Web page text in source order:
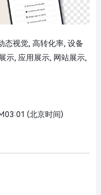
态视觉, 高转化率, 设备
示, 应用展示, 网站展示,
(北京时间)